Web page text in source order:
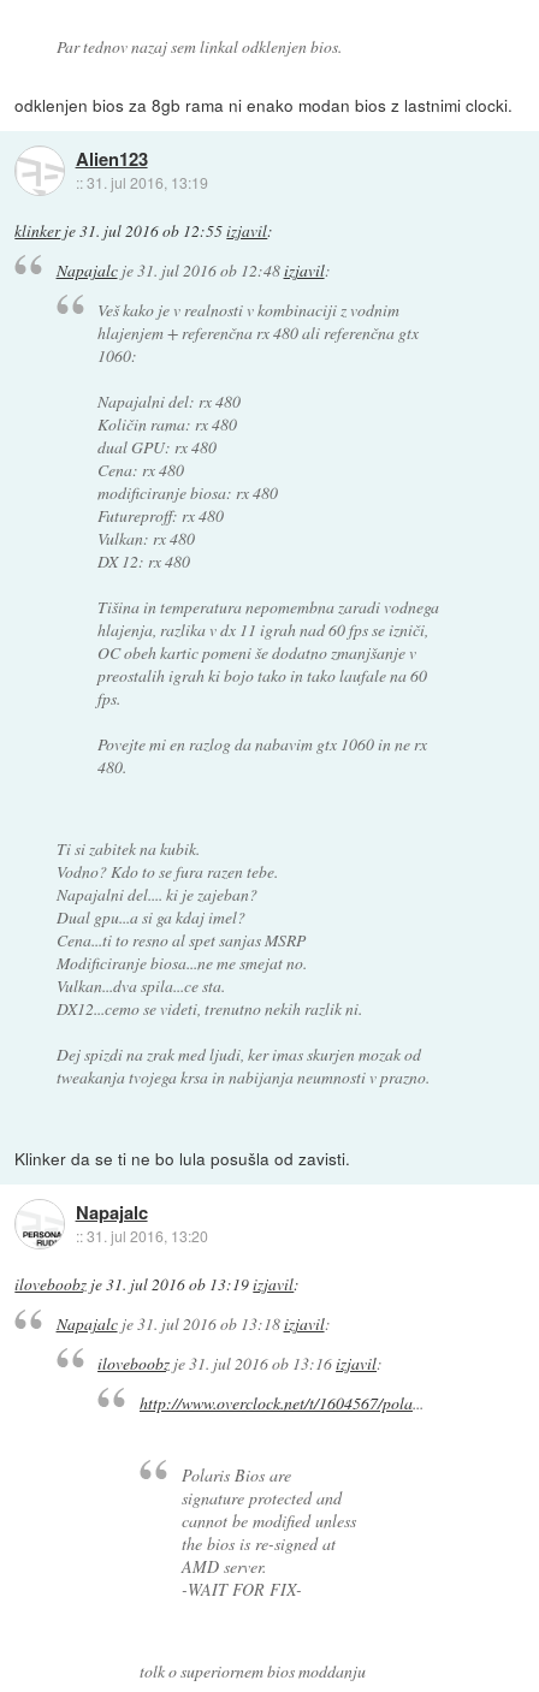
Par tednov nazaj sem linkal odklenjen bios.
odklenjen bios za 8gb rama ni enako modan bios z lastnimi clocki.
Alien123
::31. jul 2016, 13:19
klinkerje31. jul 2016 ob 12:55izjavil:
Napajalcje31. jul 2016 ob 12:48izjavil:
Veš kako je v realnosti v kombinaciji z vodnim
hlajenjem + referenčna rx 480 ali referenčna gtx
1060:
Napajalni del: rx 480
Količin rama: rx 480
dual GPU: rx 480
Cena: rx 480
modificiranje biosa: rx 480
Futureproff: rx 480
Vulkan: rx 480
DX 12: rx 480
Tišina in temperatura nepomembna zaradi vodnega
hlajenja, razlika v dx 11 igrah nad 60 fps se izniči,
OC obeh kartic pomeni še dodatno zmanjšanje v
preostalih igrah ki bojo tako in tako laufale na 60
fps.
Povejte mi en razlog da nabavim gtx 1060 in ne rx
480.
Ti si zabitek na kubik.
Vodno? Kdo to se fura razen tebe.
Napajalni del.... ki je zajeban?
Dual gpu...a si ga kdaj imel?
Cena...ti to resno al spet sanjas MSRP
Modificiranje biosa...ne me smejat no.
Vulkan...dva spila...ce sta.
DX12...cemo se videti, trenutno nekih razlik ni.
Dej spizdi na zrak med ljudi, ker imas skurjen mozak od
tweakanja tvojega krsa in nabijanja neumnosti v prazno.
Klinker da se ti ne bo lula posušla od zavisti.
Napajalc
::31. jul 2016, 13:20
iloveboobz je31. jul 2016 ob 13:19izjavil:
Napajalcje31. jul 2016 ob 13:18izjavil:
iloveboobz je31. jul 2016 ob 13:16izjavil:
http://www.overclock.net/t/1604567/pola...
Polaris Bios are
signature protected and
cannot be modified unless
the bios is re-signed at
AMD server.
-WAIT FOR FIX-
tolk o superiornem bios moddanju